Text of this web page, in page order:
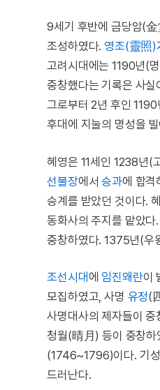
9세기 후반에 금당암(
조성하였다. 영조(靈照)
고려시대에는 1190년(
중창했다는 기록은 사
그로부터 2년 후인
후대에 지눌의 명성을
혜영은 11세인 1238년
선불장에서승과에 합
승계를 받았던 것이다.
동화사의 주지를 맡았
중창하였다. 1375년(
조선시대에 임진왜란이
모집하였고, 사명 유정(
사명대사의 제자들이
청월(晴月) 등이 중창하
(1746~1796)이다. 기
드러난다.